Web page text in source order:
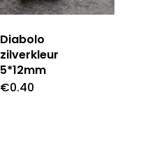
Diabolo
zilverkleur
5*12mm
€0.40